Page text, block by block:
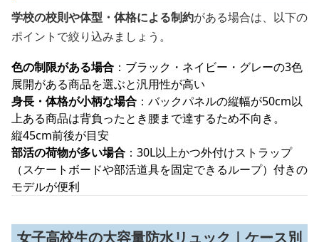
学校の校則や体型・体格による制約がある場合は、以下の
ポイントで絞り込みましょう。
色の制限がある場合 ：ブラック・ネイビー・グレーの3色
展開がある商品を選ぶと汎用性が高い
身長・体格が小柄な場合 ：バックパネルの縦幅が50cm以
上ある商品は背負ったとき腰まで達するため不向き。
縦45cm前後が目安
部活の荷物が多い場合 ：30L以上かつ外付けストラップ
（スケートボードや部活道具を固定できるループ）付きの
モデルが便利
女子高校生の大容量防水リュック｜ケース別